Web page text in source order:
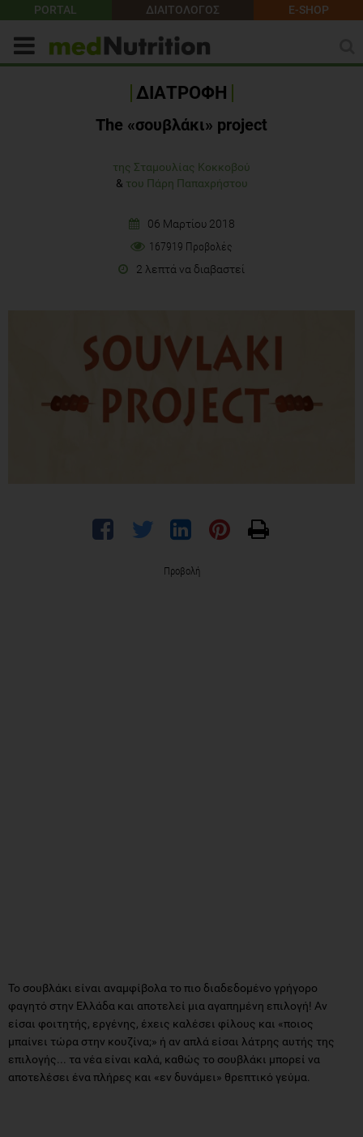
PORTAL ΔΙΑΙΤΟΛΟΓΟΣ E-SHOP
ΔΙΑΤΡΟΦΗ
The «σουβλάκι» project
της Σταμουλίας Κοκκοβού
& του Πάρη Παπαχρήστου
06 Μαρτίου 2018
167919 Προβολές
2 λεπτά να διαβαστεί
Προβολή
To σουβλάκι είναι αναμφίβολα το πιο διαδεδομένο γρήγορο
φαγητό στην Ελλάδα και αποτελεί μια αγαπημένη επιλογή! Αν
είσαι φοιτητής, εργένης, έχεις καλέσει φίλους και «ποιος
μπαίνει τώρα στην κουζίνα;» ή αν απλά είσαι λάτρης αυτής της
επιλογής... τα νέα είναι καλά, καθώς το σουβλάκι μπορεί να
αποτελέσει ένα πλήρες και «εν δυνάμει» θρεπτικό γεύμα.